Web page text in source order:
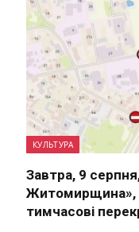
КУЛЬТУРА
Завтра, 9
Житомирщина»,
тимчасові